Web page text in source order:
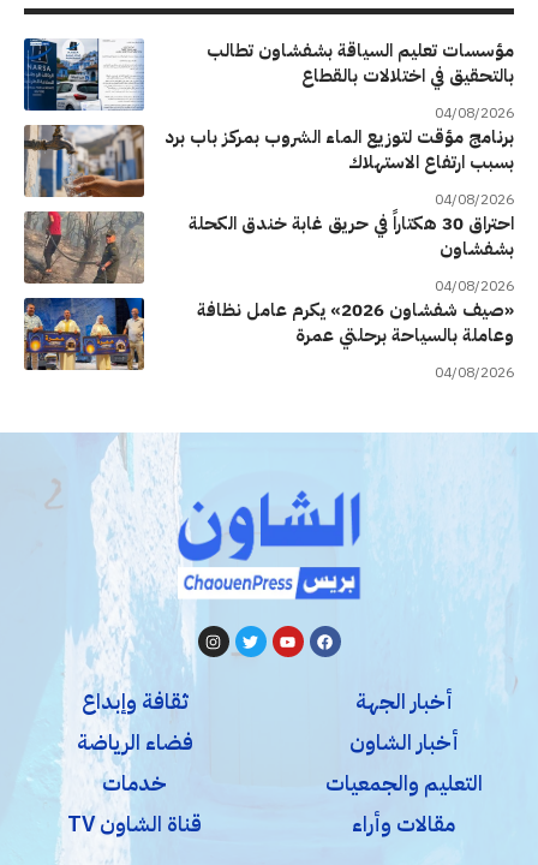
مؤسسات تعليم السياقة بشفشاون تطالب
بالتحقيق في اختلالات بالقطاع
04/08/2026
برنامج مؤقت لتوزيع الماء الشروب بمركز باب برد
بسبب ارتفاع الاستهلاك
04/08/2026
احتراق 30 هكتاراً في حريق غابة خندق الكحلة
بشفشاون
04/08/2026
«صيف شفشاون 2026» يكرم عامل نظافة
وعاملة بالسياحة برحلتي عمرة
04/08/2026
أخبار الجهة
أخبار الشاون
التعليم والجمعيات
مقالات وأراء
ثقافة وإبداع
فضاء الرياضة
خدمات
قناة الشاون TV